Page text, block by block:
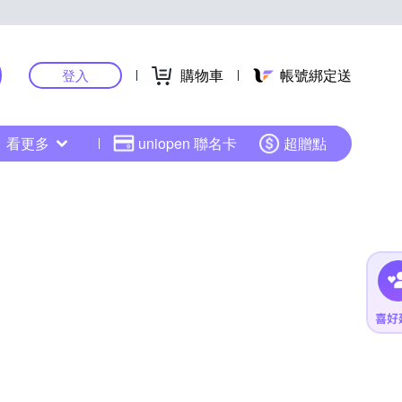
登入 購物車 帳號綁定送
看更多 uniopen 聯名卡 超贈點